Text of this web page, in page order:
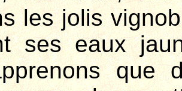
les jolis
ses eaux
que